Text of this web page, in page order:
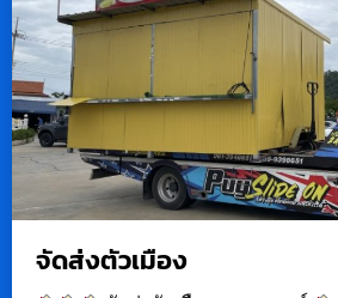
จัดส่งตัวเมือง